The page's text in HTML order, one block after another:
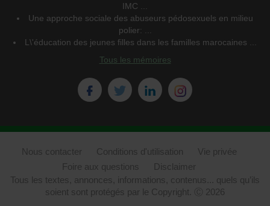
IMC ...
Une approche sociale des abuseurs pédosexuels en milieu
polier: ...
L\'éducation des jeunes filles dans les familles marocaines ...
Tous les mémoires
Nous contacter Conditions d'utilisation
Vie privée
Foire aux questions
Disclaimer
Tous les textes, annonces, informations, contenus... quels qu’ils
soient sont protégés par le Copyright. Ⓒ 2026